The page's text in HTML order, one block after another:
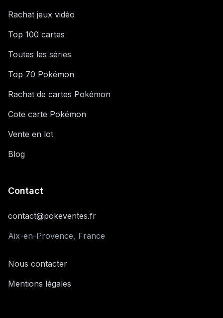
Rachat jeux vidéo
Top 100 cartes
Toutes les séries
Top 70 Pokémon
Rachat de cartes Pokémon
Cote carte Pokémon
Vente en lot
Blog
Contact
contact@pokeventes.fr
Aix-en-Provence, France
Nous contacter
Mentions légales